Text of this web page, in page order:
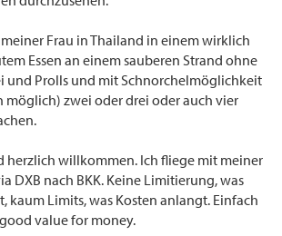
Frau in Thailand in einem wirklich
Essen an einem sauberen Strand ohne
und Prolls und mit Schnorchelmöglichkeit
möglich) zwei oder drei oder auch vier
herzlich willkommen. Ich fliege mit meiner
DXB nach BKK. Keine Limitierung, was
kaum Limits, was Kosten anlangt. Einfach
value for money.